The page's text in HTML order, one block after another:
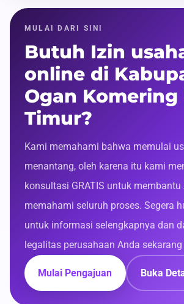
MULAI DARI SINI
Butuh Izin
online di
Ogan Komering
Timur?
Kami memahami bahwa memulai
menantang, oleh karena itu kami
konsultasi GRATIS untuk membantu
memahami seluruh proses. Segera
untuk informasi selengkapnya dan
legalitas perusahaan Anda
Mulai Pengajuan Buka